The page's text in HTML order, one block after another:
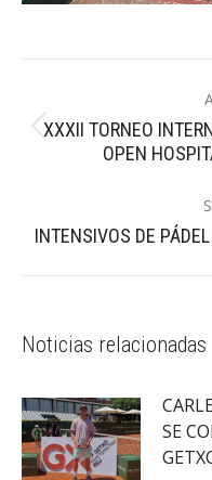
entre
XXXII TORNEO
OPEN
INTENSIVOS DE
Noticias relacionadas
SE